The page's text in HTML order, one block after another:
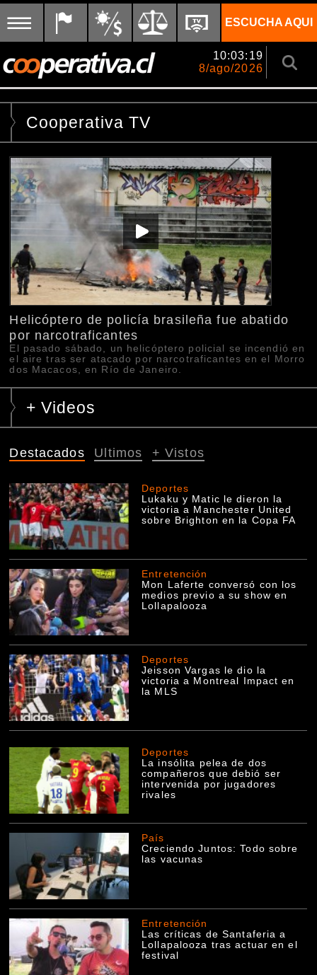
ESCUCHA AQUI
10:03:20
8/ago/2026
Cooperativa TV
Helicóptero de policía brasileña fue abatido
por narcotraficantes
El pasado sábado, un helicóptero policial se incendió en
el aire tras ser atacado por narcotraficantes en el Morro
dos Macacos, en Río de Janeiro.
+ Videos
Destacados Ultimos + Vistos
Deportes
Lukaku y Matic le dieron la
victoria a Manchester United
sobre Brighton en la Copa FA
Entretención
Mon Laferte conversó con los
medios previo a su show en
Lollapalooza
Deportes
Jeisson Vargas le dio la
victoria a Montreal Impact en
la MLS
Deportes
La insólita pelea de dos
compañeros que debió ser
intervenida por jugadores
rivales
País
Creciendo Juntos: Todo sobre
las vacunas
Entretención
Las críticas de Santaferia a
Lollapalooza tras actuar en el
festival